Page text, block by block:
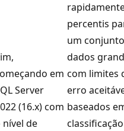
em
Server
(16.x) com
nível de
percentis
um
dados
com limites
erro
baseados